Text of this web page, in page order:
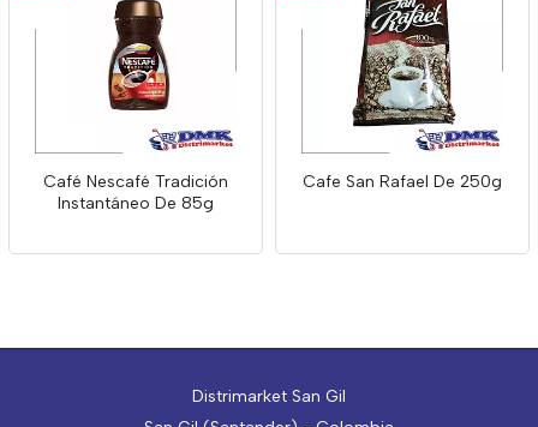
Café Nescafé Tradición
Instantáneo De 85g
Cafe San Rafael De 250g
Distrimarket San Gil